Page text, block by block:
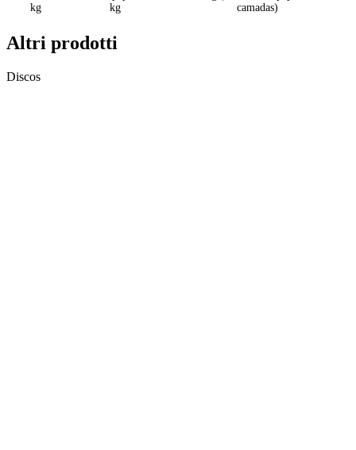
kg
kg
camadas)
Altri prodotti
Discos